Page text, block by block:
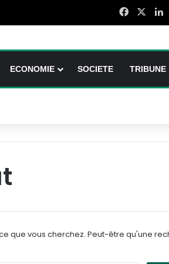
Facebook
ECONOMIE SOCIETE TRIBUNE
que vous cherchez. Peut-être qu'une